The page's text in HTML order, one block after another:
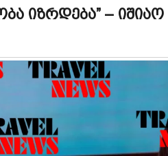
იზრდება” – იშიაო